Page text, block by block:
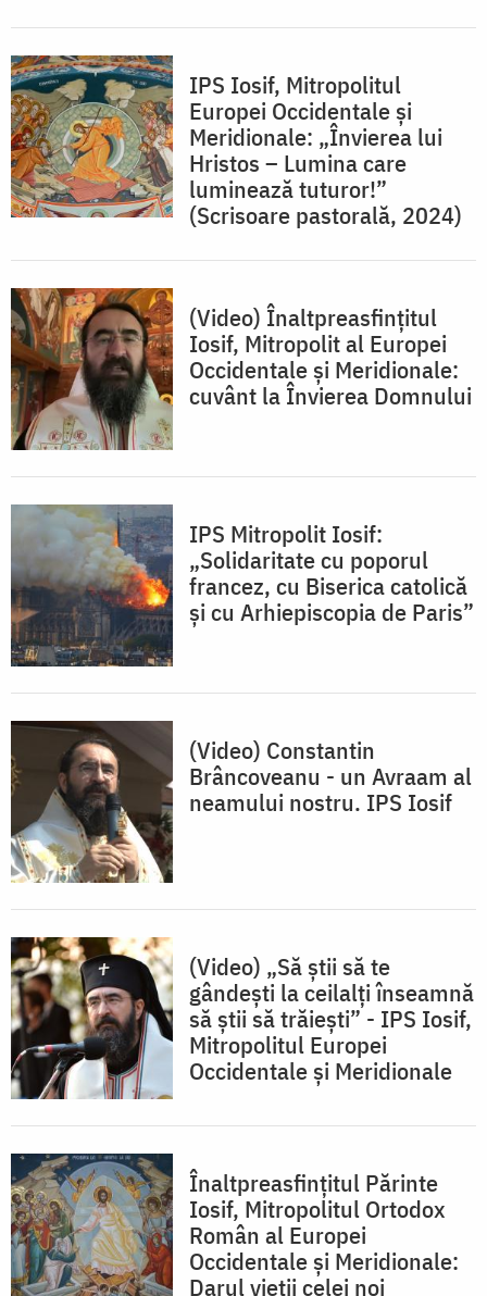
IPS Iosif, Mitropolitul
Europei Occidentale și
Meridionale: „Învierea lui
Hristos – Lumina care
luminează tuturor!”
(Scrisoare pastorală, 2024)
(Video) Înaltpreasfințitul
Iosif, Mitropolit al Europei
Occidentale și Meridionale:
cuvânt la Învierea Domnului
IPS Mitropolit Iosif:
„Solidaritate cu poporul
francez, cu Biserica catolică
și cu Arhiepiscopia de Paris”
(Video) Constantin
Brâncoveanu - un Avraam al
neamului nostru. IPS Iosif
(Video) „Să știi să te
gândești la ceilalți înseamnă
să știi să trăiești” - IPS Iosif,
Mitropolitul Europei
Occidentale și Meridionale
Înaltpreasfințitul Părinte
Iosif, Mitropolitul Ortodox
Român al Europei
Occidentale și Meridionale:
Darul vieţii celei noi